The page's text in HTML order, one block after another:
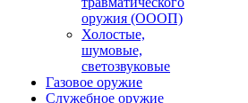
оружия (ОООП)
Холостые,
шумовые,
светозвуковые
Газовое оружие
Служебное оружие